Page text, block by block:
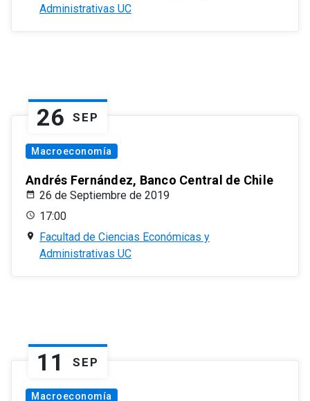
Administrativas UC
26 SEP
Macroeconomía
Andrés Fernández, Banco Central de Chile
26 de Septiembre de 2019
17:00
Facultad de Ciencias Económicas y
Administrativas UC
11 SEP
Macroeconomía